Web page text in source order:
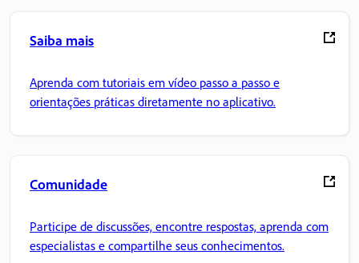
Saiba mais
Aprenda com tutoriais em vídeo passo a passo e
orientações práticas diretamente no aplicativo.
Comunidade
Participe de discussões, encontre respostas, aprenda com
especialistas e compartilhe seus conhecimentos.